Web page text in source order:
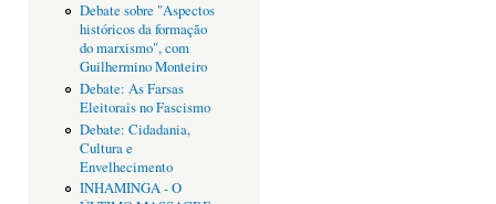
Debate sobre "Aspectos
históricos da formação
do marxismo", com
Guilhermino Monteiro
Debate: As Farsas
Eleitorais no Fascismo
Debate: Cidadania,
Cultura e
Envelhecimento
INHAMINGA - O